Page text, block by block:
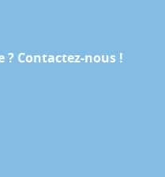
Contactez-nous !